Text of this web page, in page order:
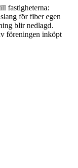
fastigheterna:
för fiber egen
blir nedlagd.
föreningen inköpt